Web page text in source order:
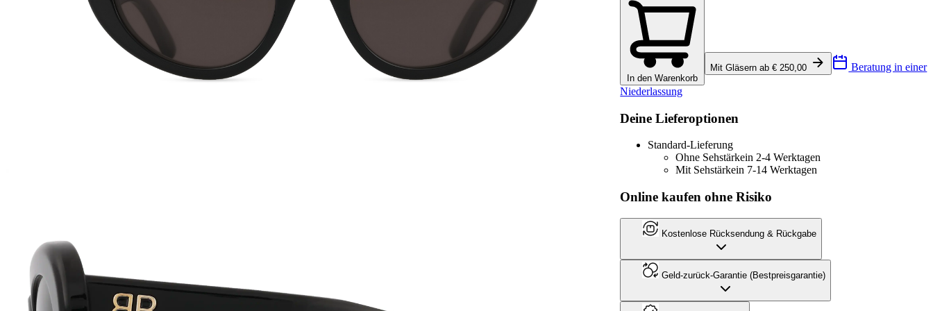
In den Warenkorb
Mit Gläsern ab € 250,00 Beratung in einer
Niederlassung
Deine Lieferoptionen
Standard-Lieferung
Ohne Sehstärkein 2-4 Werktagen
Mit Sehstärkein 7-14 Werktagen
Online kaufen ohne Risiko
Kostenlose Rücksendung & Rückgabe
Geld-zurück-Garantie (Bestpreisgarantie)